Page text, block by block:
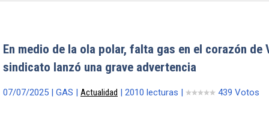
En medio de la ola polar, falta gas en el corazón de
sindicato lanzó una grave advertencia
07/07/2025 | GAS | Actualidad | 2010 lecturas | 439 Votos